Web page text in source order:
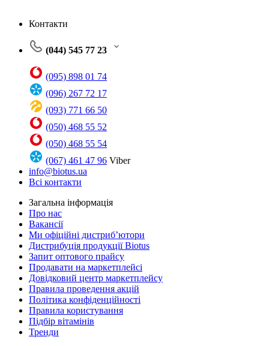
Контакти
(044) 545 77 23
(095) 898 01 74
(096) 267 72 17
(093) 771 66 50
(050) 468 55 52
(050) 468 55 54
(067) 461 47 96 Viber
info@biotus.ua
Всі контакти
Загальна інформація
Про нас
Вакансії
Ми офіційні дистриб’ютори
Дистрибуція продукції Biotus
Запит оптового прайсу
Продавати на маркетплейсі
Довідковий центр маркетплейсу
Правила проведення акцій
Політика конфіденційності
Правила користування
Підбір вітамінів
Тренди